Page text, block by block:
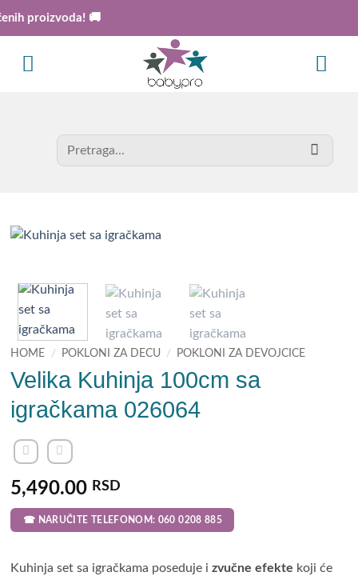
proizvoda! 🚚
Search
for:
HOME / POKLONI ZA DECU / POKLONI ZA DEVOJCICE
Velika Kuhinja 100cm sa
igračkama 026064
5,490.00 RSD
☎ NARUČITE TELEFONOM: 060 0208 885
Kuhinja set sa igračkama poseduje izvučne efekte koji će